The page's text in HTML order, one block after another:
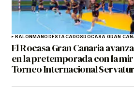
BALONMANODESTACADOSROCASA GRAN
El Rocasa Gran Canaria avanza
en la pretemporada con la
Torneo Internacional